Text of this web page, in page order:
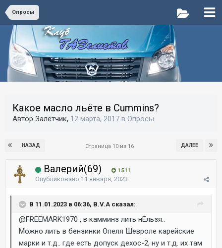
Опросы
Какое масло льёте в Cummins?
Автор Залётчик, 12 марта, 2017 в Опросы
НАЗАД ДАЛЕЕ
Страница 10 из 16
Валерий(69) 1 511
Опубликовано 11 января, 2023
В 11.01.2023 в 06:36, B.V.A сказал:
@FREEMARK1970 , в камминз лить нЕльзя..
Можно лить в бензинки Опеля Шевроле карейские
марки и т.д.. где есть допуск дехос-2, ну и т.д. их там